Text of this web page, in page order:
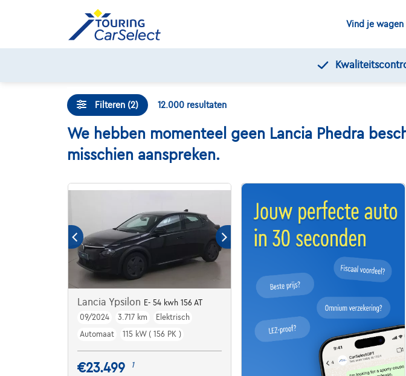
Vind je wagen
Filteren (2) 12.000 resultaten
We hebben momenteel geen Lancia Phedra
misschien aanspreken.
Lancia Ypsilon E- 54 kwh 156 AT
09/2024
3.717 km
Elektrisch
Automaat
115 kW ( 156 PK )
€23.499 1